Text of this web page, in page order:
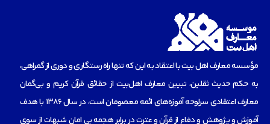
مؤسسه‌ معارف اهل بیت با اعتقاد به این که تنها راه رستگاری و دوری از گمراهی،
به حکم حدیث ثقلین، تبیین معارف اهل‌بیت از حقائق قرآن کریم و بی‌گمان
معارف اعتقادی سرلوحه آموزه‌های ائمه معصومان است، در سال 1386 با هدف
آموزش و پژوهش و دفاع از قرآن و عترت در برابر هجمه بی امان شبهات از سوی